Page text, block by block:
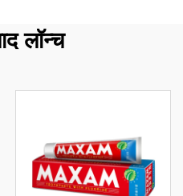
लॉन्च